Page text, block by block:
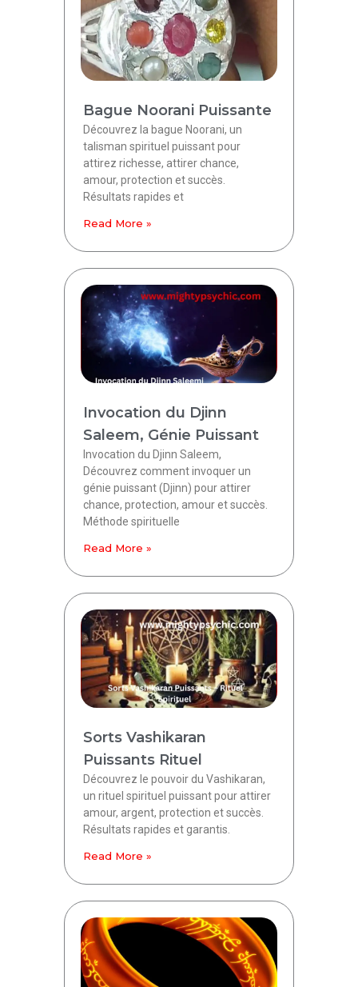
Bague Noorani Puissante
Découvrez la bague Noorani, un
talisman spirituel puissant pour
attirez richesse, attirer chance,
amour, protection et succès.
Résultats rapides et
Read More »
Invocation du Djinn
Saleem, Génie Puissant
Invocation du Djinn Saleem,
Découvrez comment invoquer un
génie puissant (Djinn) pour attirer
chance, protection, amour et succès.
Méthode spirituelle
Read More »
Sorts Vashikaran
Puissants Rituel
Découvrez le pouvoir du Vashikaran,
un rituel spirituel puissant pour attirer
amour, argent, protection et succès.
Résultats rapides et garantis.
Read More »